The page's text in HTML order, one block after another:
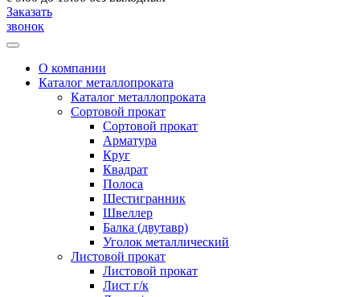
Заказать
звонок
О компании
Каталог металлопроката
Каталог металлопроката
Сортовой прокат
Сортовой прокат
Арматура
Круг
Квадрат
Полоса
Шестигранник
Швеллер
Балка (двутавр)
Уголок металлический
Листовой прокат
Листовой прокат
Лист г/к